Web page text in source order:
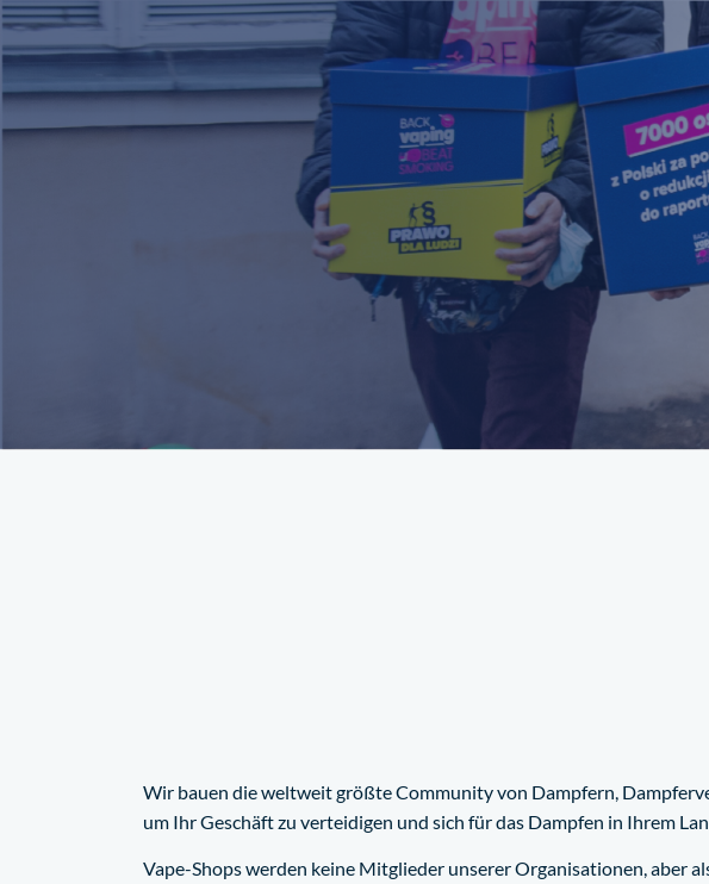
Über uns
Wir bauen die weltweit größte Community von Dampfern,
um Ihr Geschäft zu verteidigen und sich für das Dampfen in Ihrem
Vape-Shops werden keine Mitglieder unserer Organisationen, aber